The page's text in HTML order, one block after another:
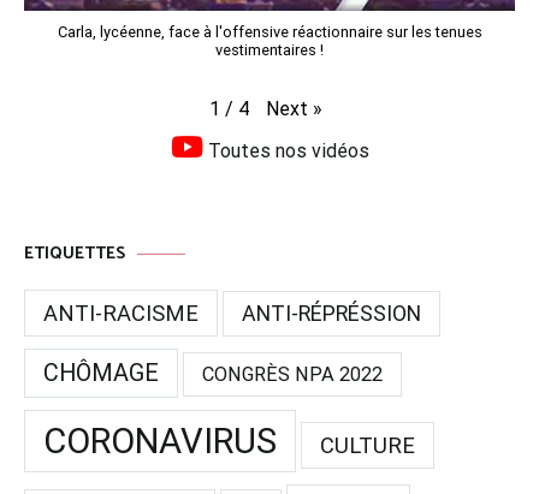
Carla, lycéenne, face à l'offensive réactionnaire sur les tenues
vestimentaires !
1 / 4 Next »
Toutes nos vidéos
ETIQUETTES
ANTI-RACISME ANTI-RÉPRÉSSION
CHÔMAGE CONGRÈS NPA 2022
CORONAVIRUS CULTURE